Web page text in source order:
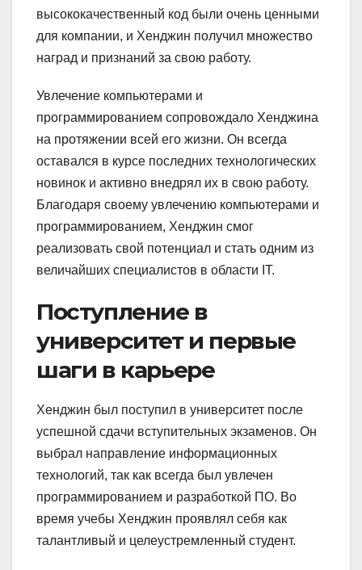
высококачественный код были очень ценными
для компании, и Хенджин получил множество
наград и признаний за свою работу.
Увлечение компьютерами и
программированием сопровождало Хенджина
на протяжении всей его жизни. Он всегда
оставался в курсе последних технологических
новинок и активно внедрял их в свою работу.
Благодаря своему увлечению компьютерами и
программированием, Хенджин смог
реализовать свой потенциал и стать одним из
величайших специалистов в области IT.
Поступление в
университет и первые
шаги в карьере
Хенджин был поступил в университет после
успешной сдачи вступительных экзаменов. Он
выбрал направление информационных
технологий, так как всегда был увлечен
программированием и разработкой ПО. Во
время учебы Хенджин проявлял себя как
талантливый и целеустремленный студент.